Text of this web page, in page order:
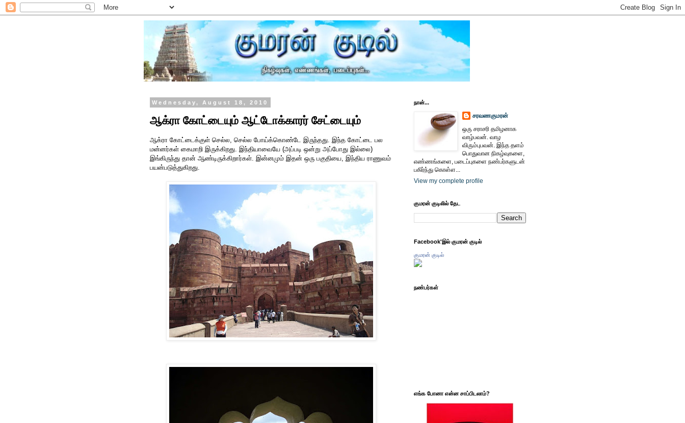
Wednesday, August 18, 2010
ஆக்ரா கோட்டையும் ஆட்டோக்காரர் சேட்டையும்
ஆக்ரா கோட்டைக்குள் செல்ல, செல்ல போய்க்கொண்டே இருந்தது. இந்த கோட்டை பல
மன்னர்கள் கைமாறி இருக்கிறது. இந்தியாவையே (அப்படி ஒன்று அப்போது இல்லை)
இங்கிருந்து தான் ஆண்டிருக்கிறார்கள். இன்னமும் இதன் ஒரு பகுதியை, இந்திய ராணுவம்
பயன்படுத்துகிறது.
நான்...
சரவணகுமரன்
ஒரு சராசரி தமிழனாக
வாழ்பவன். வாழ
விரும்புபவன். இந்த தளம்
பொதுவான நிகழ்வுகளை,
எண்ணங்களை, படைப்புகளை நண்பர்களுடன்
பகிர்ந்து கொள்ள...
View my complete profile
குமரன் குடிலில் தேட
Facebook'இல் குமரன் குடில்
குமரன் குடில்
நண்பர்கள்
எங்க போனா என்ன சாப்பிடலாம்?